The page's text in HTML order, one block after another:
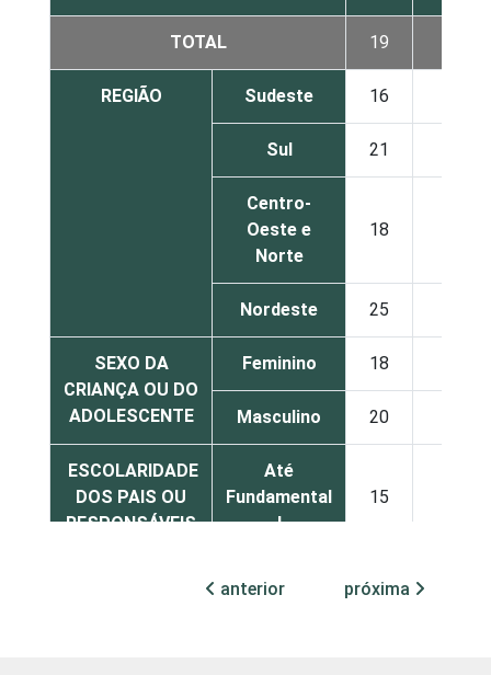
TOTAL 19
REGIÃO Sudeste 16
Sul 21
Centro-
Oeste e
Norte
18
Nordeste 25
SEXO DA
CRIANÇA OU DO
ADOLESCENTE
Feminino 18
Masculino 20
ESCOLARIDADE
DOS PAIS OU
RESPONSÁVEIS
Até
Fundamental
I
15
Fundamental
25
anterior próxima